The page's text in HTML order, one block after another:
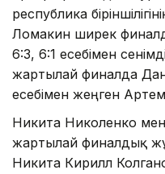
республика
Ломакин ширек
6:3, 6:1 есебімен
жартылай финалда
есебімен жеңген
Никита Николенко
жартылай финалдық
Никита Кирилл